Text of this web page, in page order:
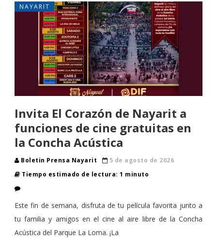
NAYARIT
Invita El Corazón de Nayarit a
funciones de cine gratuitas en
la Concha Acústica
Boletin Prensa Nayarit
5 de agosto de 2026
Tiempo estimado de lectura: 1 minuto
Este fin de semana, disfruta de tu película favorita junto a
tu familia y amigos en el cine al aire libre de la Concha
Acústica del Parque La Loma. ¡La